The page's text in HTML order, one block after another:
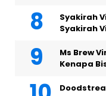
Syakirah
Syakirah
Ms Brew
Kenapa